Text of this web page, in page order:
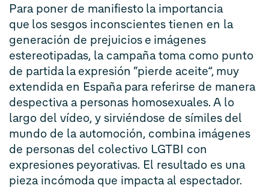
Para poner de manifiesto la importancia
que los sesgos inconscientes tienen en la
generación de prejuicios e imágenes
estereotipadas, la campaña toma como punto
de partida la expresión “pierde aceite”, muy
extendida en España para referirse de manera
despectiva a personas homosexuales. A lo
largo del vídeo, y sirviéndose de símiles del
mundo de la automoción, combina imágenes
de personas del colectivo LGTBI con
expresiones peyorativas. El resultado es una
pieza incómoda que impacta al espectador.